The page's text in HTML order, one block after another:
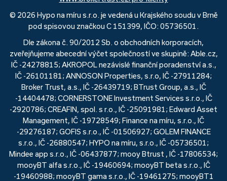
© 2026 Hypo na míru s.r.o. je vedená u Krajského soudu v Brně
pod spisovou značkou C 151399, IČO: 05736501.
Dle zákona č. 90/2012 Sb. o obchodních korporacích,
zveřejňujeme abecední výčet společností ve skupině: Able.cz,
IČ -24278815; AKROPOL nezávislé finanční poradenství a.s.,
IČ -26101181; ANNOSON Properties, s.r.o, IČ -27911284;
Broker Trust, a.s., IČ -26439719; BTrust Group, a.s., IČ
-14404478; CORNERSTONE Investment Services s.r.o., IČ
-2920786; CREAFIN, spol. s r.o., IČ -25091981; Edward Asset
Management, IČ -19728549; Finance na míru, s.r.o., IČ
-29276187; GOFIS s.r.o., IČ -01506927; GOLEM FINANCE
s.r.o., IČ -26880547; HYPO na míru, s.r.o., IČ -05736501;
Mindee app s.r.o., IČ -06437877; mooy Btrust , IČ -17806534;
mooyBT alfa s.r.o., IČ -19460694; mooyBT beta s.r.o., IČ
-19460988; mooyBT gama s.r.o., IČ -19461275; mooyBT1